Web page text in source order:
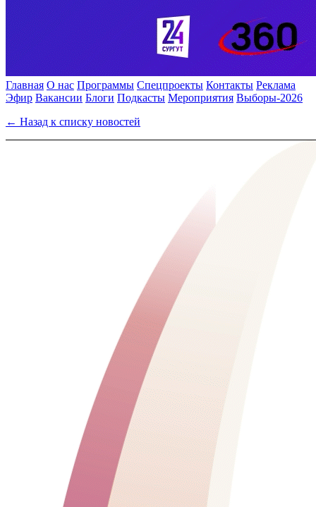
Главная О нас Программы Спецпроекты Контакты Реклама
Эфир Вакансии Блоги Подкасты Мероприятия Выборы-2026
← Назад к списку новостей